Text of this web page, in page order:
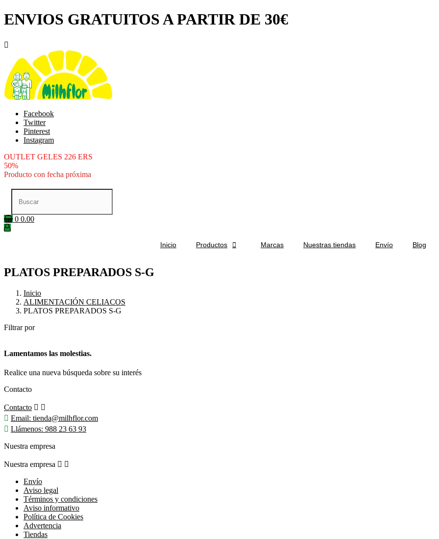
ENVIOS GRATUITOS A PARTIR DE 30€

Facebook
Twitter
Pinterest
Instagram
OUTLET GELES 226 ERS
50%
Producto con fecha próxima
0 0.00
Inicio Productos  Marcas Nuestras tiendas Envío Blog
PLATOS PREPARADOS S-G
Inicio
ALIMENTACIÓN CELIACOS
PLATOS PREPARADOS S-G
Filtrar por
Lamentamos las molestias.
Realice una nueva búsqueda sobre su interés
Contacto
Contacto  
 Email: tienda@milhflor.com
 Llámenos: 988 23 63 93
Nuestra empresa
Nuestra empresa  
Envío
Aviso legal
Términos y condiciones
Aviso informativo
Política de Cookies
Advertencia
Tiendas